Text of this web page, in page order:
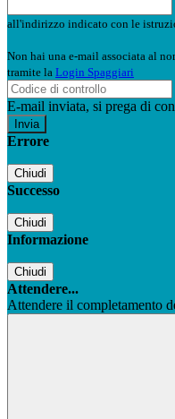
all'indirizzo indicato con le
Non hai una e-mail associata al
tramite la Login Spaggiari
E-mail inviata, si prega di
Errore
Chiudi
Successo
Chiudi
Informazione
Chiudi
Attendere...
Attendere il completamento